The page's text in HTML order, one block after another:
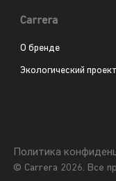
Carrera
О бренде
Экологический проект
© Carrera 2026. Все
Политика